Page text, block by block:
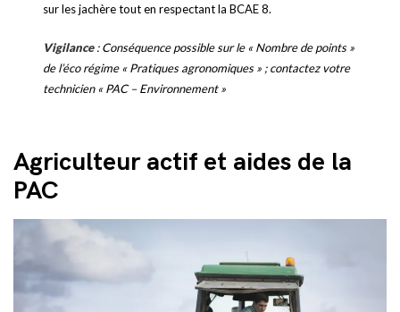
sur les jachère tout en respectant la BCAE 8.
Vigilance: Conséquence possible sur le « Nombre de points »
de l’éco régime « Pratiques agronomiques » ; contactez votre
technicien « PAC – Environnement »
Agriculteur actif et aides de la
PAC